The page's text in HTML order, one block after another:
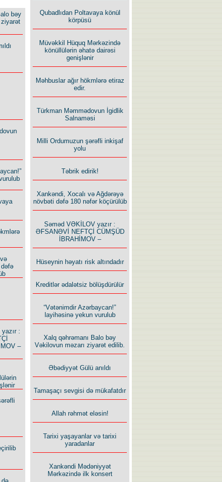
bəy
ziyarət
:
–
Qubadlıdan Poltavaya könül
körpüsü
Müvəkkil Hüquq Mərkəzində
könüllülərin əhatə dairəsi
genişlənir
Məhbuslar ağır hökmlərə etiraz
edir.
Türkman Məmmədovun İgidlik
Salnaməsi
Milli Ordumuzun şərəfli inkişaf
yolu
Təbrik edirik!
Xankəndi, Xocalı və Ağdərəyə
növbəti dəfə 180 nəfər köçürülüb
Səməd VƏKİLOV yazır :
ƏFSANƏVİ NEFTÇİ CÜMŞÜD
İBRAHİMOV –
Hüseynin həyatı risk altındadır
Kreditlər ədalətsiz bölüşdürülür
“Vətənimdir Azərbaycan!”
layihəsinə yekun vurulub
Xalq qəhrəmanı Balo bəy
Vəkilovun məzarı ziyarət edilib.
Əbədiyyət Gülü anıldı
Tamaşaçı sevgisi də mükafatdır
Allah rəhmət eləsin!
Tarixi yaşayanlar və tarixi
yaradanlar
Xankəndi Mədəniyyət
Mərkəzində ilk konsert